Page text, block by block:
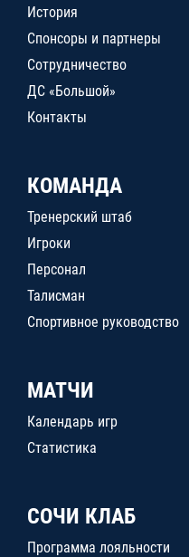
История
Спонсоры и партнеры
Сотрудничество
ДС «Большой»
Контакты
КОМАНДА
Тренерский штаб
Игроки
Персонал
Талисман
Спортивное руководство
МАТЧИ
Календарь игр
Статистика
СОЧИ КЛАБ
Программа лояльности